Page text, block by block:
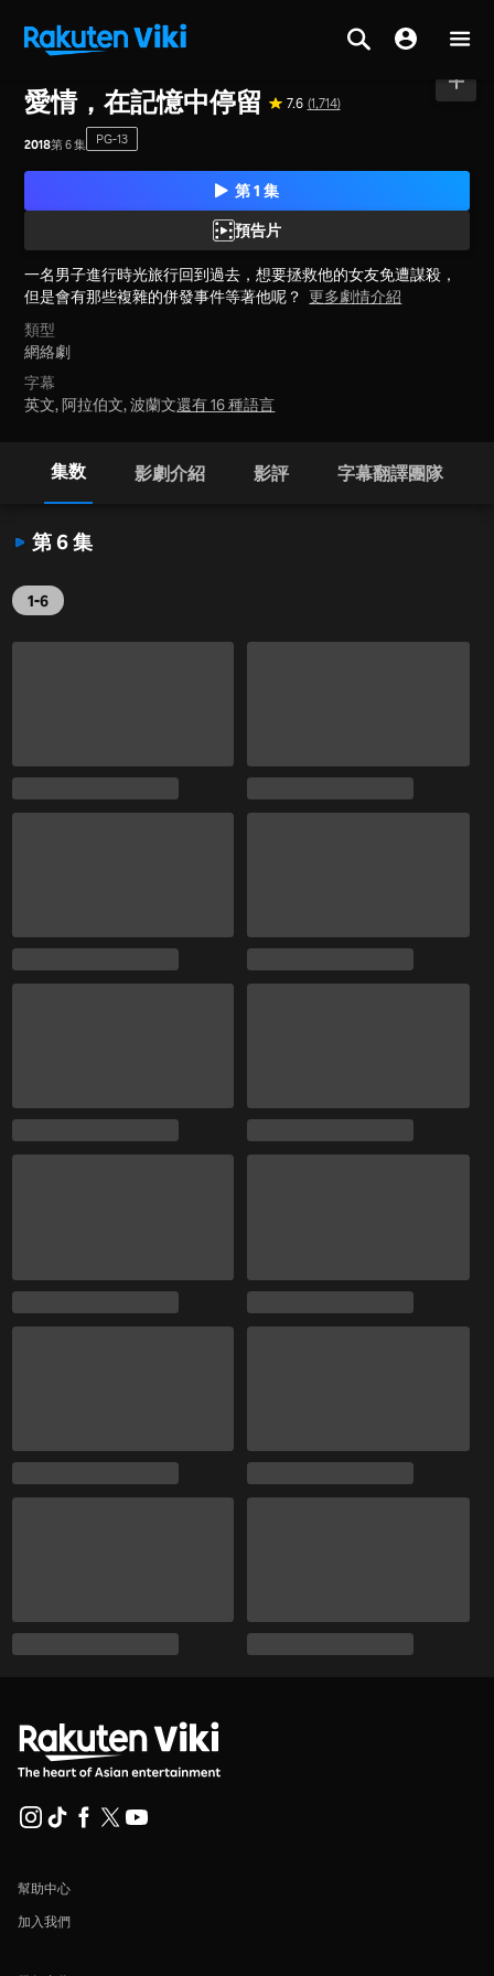
愛情，在記憶中停留 7.6 (1,714)
2018第 6 集 PG-13
第 1 集
預告片
一名男子進行時光旅行回到過去，想要拯救他的女友免遭謀殺，
但是會有那些複雜的併發事件等著他呢？ 更多劇情介紹
類型
網絡劇
字幕
英文, 阿拉伯文, 波蘭文還有 16 種語言
集数 影劇介紹 影評 字幕翻譯團隊
第 6 集
1-6
幫助中心
加入我們